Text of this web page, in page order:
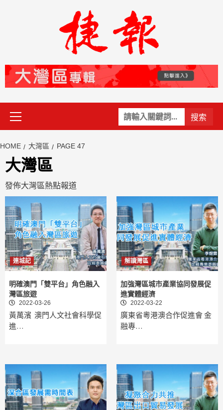
關
鍵
Primary
Menu
HOME 大灣區 PAGE 47
大灣區
發佈大灣區熱點報道
連城記
明確澳門「雙平台」角色融入
灣區旅遊
2022-03-26
黃萬濱 澳門人文社會科學促
進…
解讀灣區
加強灣區城市產業協同發展促
進實體經濟
2022-03-22
廣東省粵港澳合作促進會 金
融專…